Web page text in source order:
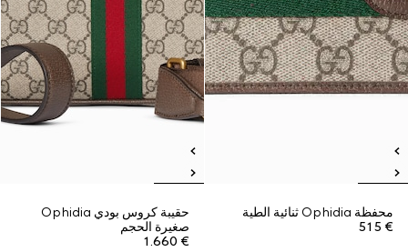
محفظة Ophidia ثنائية الطية
€ 515
حقيبة كروس بودي Ophidia
صغيرة الحجم
€ 1.660